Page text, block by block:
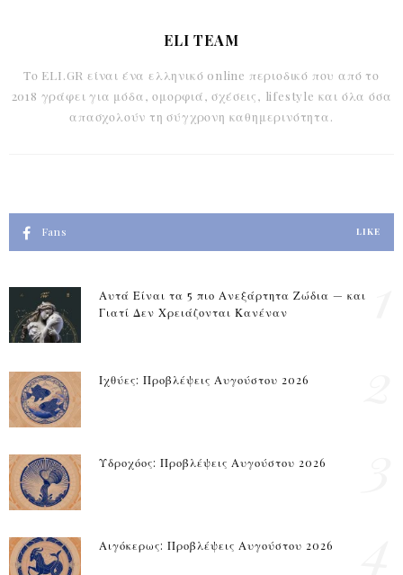
ELI TEAM
Το ELI.GR είναι ένα ελληνικό online περιοδικό που από το
2018 γράφει για μόδα, ομορφιά, σχέσεις, lifestyle και όλα όσα
απασχολούν τη σύγχρονη καθημερινότητα.
Fans LIKE
Αυτά Είναι τα 5 πιο Ανεξάρτητα Ζώδια — και
Γιατί Δεν Χρειάζονται Κανέναν
Ιχθύες: Προβλέψεις Αυγούστου 2026
Υδροχόος: Προβλέψεις Αυγούστου 2026
Αιγόκερως: Προβλέψεις Αυγούστου 2026